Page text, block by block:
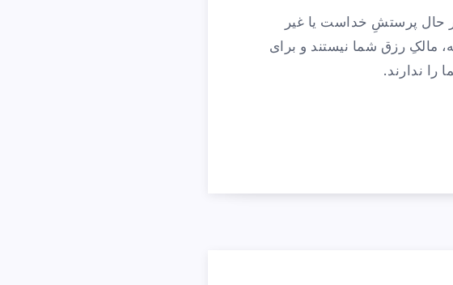
حال پرستشِ خداست یا غیر
مالکِ رزق شما نیستند و برای
ندارند.